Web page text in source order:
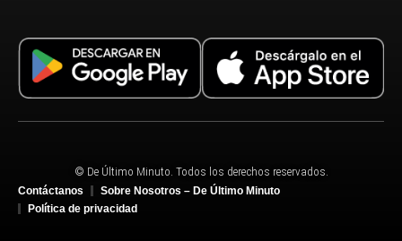
© De Último Minuto. Todos los derechos reservados.
Contáctanos
Sobre Nosotros – De Último Minuto
Política de privacidad